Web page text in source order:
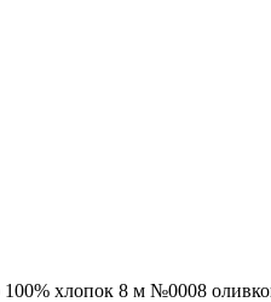
хлопок 8 м №0008